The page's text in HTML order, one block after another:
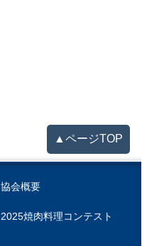
▲ページTOP
協会概要
2025焼肉料理コンテスト